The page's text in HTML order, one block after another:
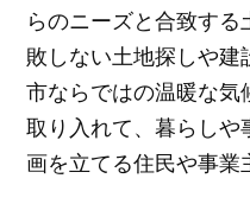
らのニーズと合致す
敗しない土地探しや
市ならではの温暖な
取り入れて、暮らし
画を立てる住民や事業